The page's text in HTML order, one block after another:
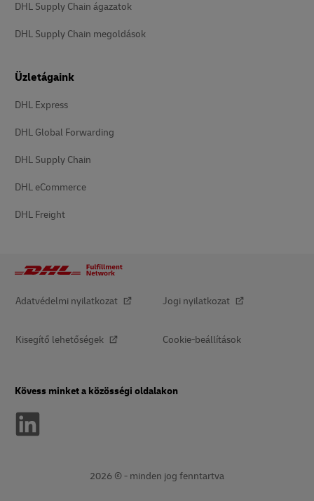
DHL Supply Chain ágazatok
DHL Supply Chain megoldások
Üzletágaink
DHL Express
DHL Global Forwarding
DHL Supply Chain
DHL eCommerce
DHL Freight
Adatvédelmi nyilatkozat Jogi nyilatkozat
Kisegítő lehetőségek Cookie-beállítások
Kövess minket a közösségi oldalakon
2026 © - minden jog fenntartva